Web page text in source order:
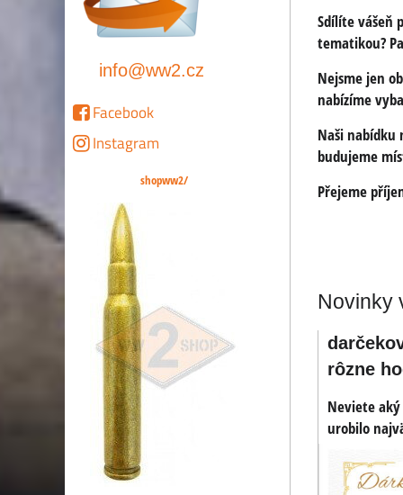
Sdílíte vášeň
tematikou?
Nejsme jen
nabízíme
Naši nabídku
budujeme
Přejeme
Novinky
rôzne
Neviete
urobilo
info@ww2.cz
Facebook
Instagram
shopww2/
US benzínový
US náboj .45
pistole a
Dekoračné odliatok